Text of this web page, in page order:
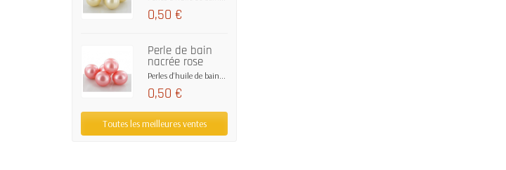
0,50 €
Perle de bain
nacrée rose
Perles d'huile de bain...
0,50 €
Toutes les meilleures ventes